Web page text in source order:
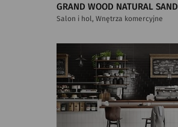
GRAND WOOD NATURAL SAND
Salon i hol, Wnętrza komercyjne